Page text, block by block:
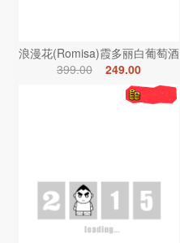
浪漫花(Romisa)霞多丽白葡萄酒
399.00
249.00